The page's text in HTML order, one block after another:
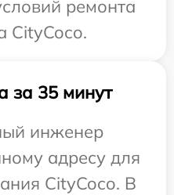
ремонта
CityCoco.
за 35 минут
инженер
адресу для
CityCoco. В